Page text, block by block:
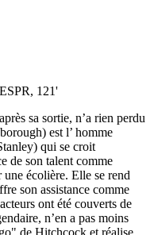
121'
sa sortie, n’a rien perdu
est l’ homme
qui se croit
de son talent comme
écolière. Elle se rend
son assistance comme
ont été couverts de
n’en a pas moins
de Hitchcock et réalise